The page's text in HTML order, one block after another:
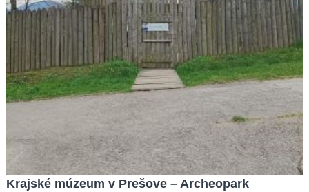
Krajské múzeum v Prešove – Archeopark